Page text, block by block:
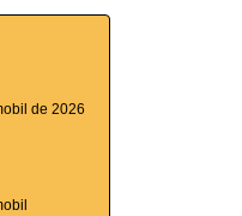
de 2026